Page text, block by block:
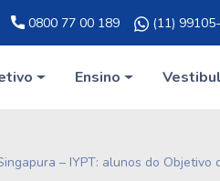
0800 77 00 189 (11)
Ensino
– IYPT: alunos do Objetivo